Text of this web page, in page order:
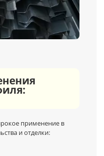
применение в
и отделки: